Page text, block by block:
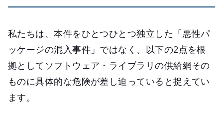
私たちは、本件をひとつひとつ独立した「悪性パ
ッケージの混入事件」ではなく、以下の2点を根
拠としてソフトウェア・ライブラリの供給網その
ものに具体的な危険が差し迫っていると捉えてい
ます。